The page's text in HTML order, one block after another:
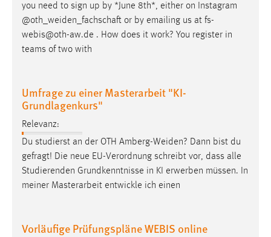
you need to sign up by *June 8th*, either on Instagram
@oth_weiden_fachschaft or by emailing us at fs-
webis@oth-aw.de . How does it work? You register in
teams of two with
Umfrage zu einer Masterarbeit "KI-
Grundlagenkurs"
Relevanz:
Du studierst an der OTH Amberg-Weiden? Dann bist du
gefragt! Die neue EU-Verordnung schreibt vor, dass alle
Studierenden Grundkenntnisse in KI erwerben müssen. In
meiner Masterarbeit entwickle ich einen
Vorläufige Prüfungspläne WEBIS online